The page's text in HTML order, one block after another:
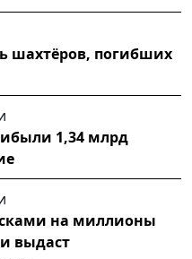
шахтёров, погибших
1,34 млрд
на миллионы
выдаст